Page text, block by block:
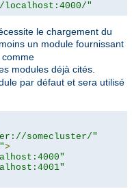
"
le chargement du
un module fournissant
modules déjà cités.
par défaut et sera utilisé
somecluster/"
>